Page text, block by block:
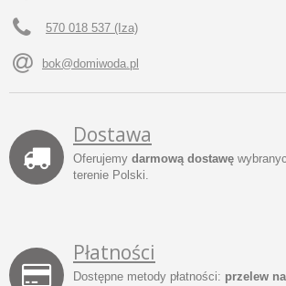
570 018 537 (Iza)
bok@domiwoda.pl
Dostawa
Oferujemy darmową dostawę
terenie Polski.
Płatności
Dostępne metody płatności: przelew